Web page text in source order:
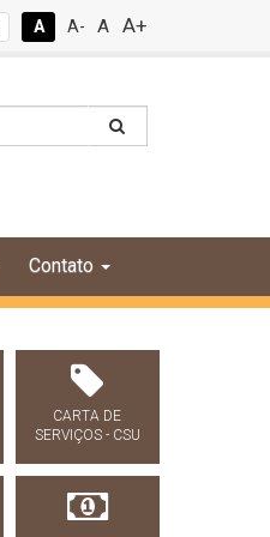
A A- A A+
Contato
CARTA DE
SERVIÇOS - CSU